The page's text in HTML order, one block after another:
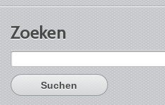
Zoeken
Suchen
nach: